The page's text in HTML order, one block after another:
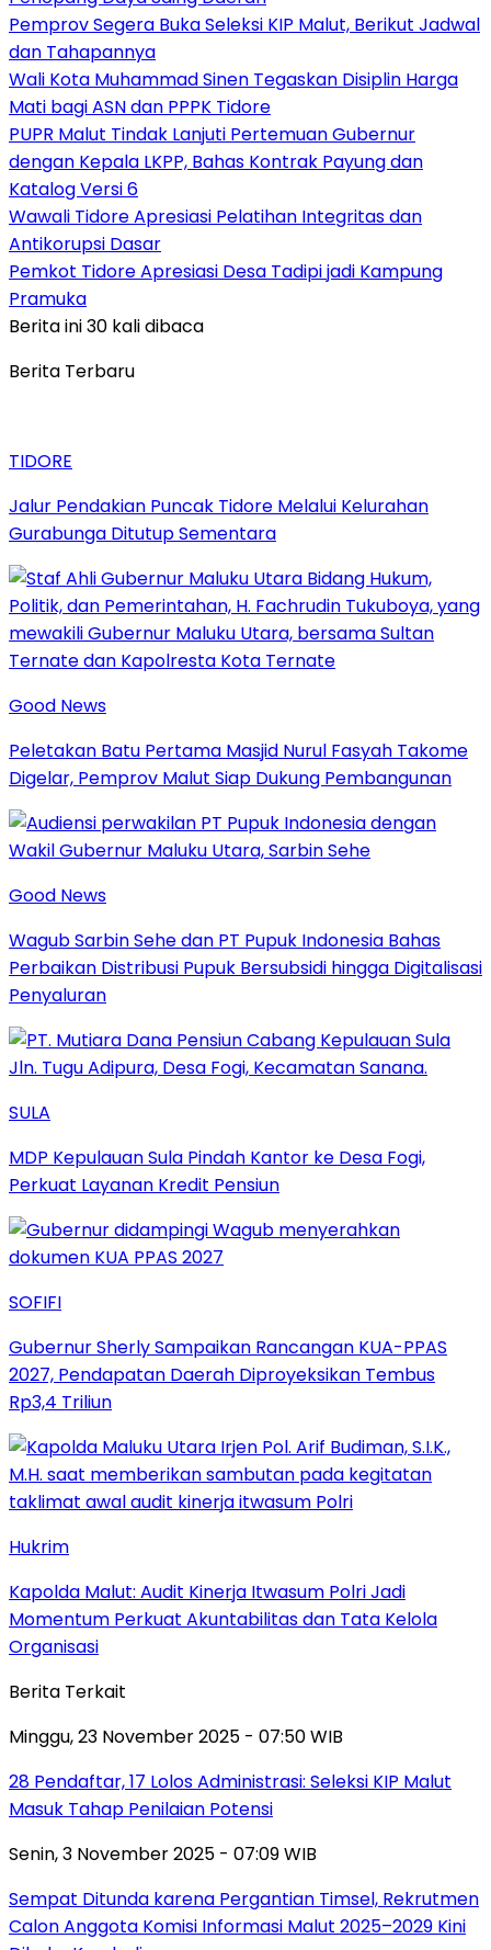
Pemprov Segera Buka Seleksi KIP Malut, Berikut Jadwal
dan Tahapannya
Wali Kota Muhammad Sinen Tegaskan Disiplin Harga
Mati bagi ASN dan PPPK Tidore
PUPR Malut Tindak Lanjuti Pertemuan Gubernur
dengan Kepala LKPP, Bahas Kontrak Payung dan
Katalog Versi 6
Wawali Tidore Apresiasi Pelatihan Integritas dan
Antikorupsi Dasar
Pemkot Tidore Apresiasi Desa Tadipi jadi Kampung
Pramuka
Berita ini 30 kali dibaca
Berita Terbaru
TIDORE
Jalur Pendakian Puncak Tidore Melalui Kelurahan
Gurabunga Ditutup Sementara
Good News
Peletakan Batu Pertama Masjid Nurul Fasyah Takome
Digelar, Pemprov Malut Siap Dukung Pembangunan
Good News
Wagub Sarbin Sehe dan PT Pupuk Indonesia Bahas
Perbaikan Distribusi Pupuk Bersubsidi hingga Digitalisasi
Penyaluran
SULA
MDP Kepulauan Sula Pindah Kantor ke Desa Fogi,
Perkuat Layanan Kredit Pensiun
SOFIFI
Gubernur Sherly Sampaikan Rancangan KUA-PPAS
2027, Pendapatan Daerah Diproyeksikan Tembus
Rp3,4 Triliun
Hukrim
Kapolda Malut: Audit Kinerja Itwasum Polri Jadi
Momentum Perkuat Akuntabilitas dan Tata Kelola
Organisasi
Berita Terkait
Minggu, 23 November 2025 - 07:50 WIB
28 Pendaftar, 17 Lolos Administrasi: Seleksi KIP Malut
Masuk Tahap Penilaian Potensi
Senin, 3 November 2025 - 07:09 WIB
Sempat Ditunda karena Pergantian Timsel, Rekrutmen
Calon Anggota Komisi Informasi Malut 2025–2029 Kini